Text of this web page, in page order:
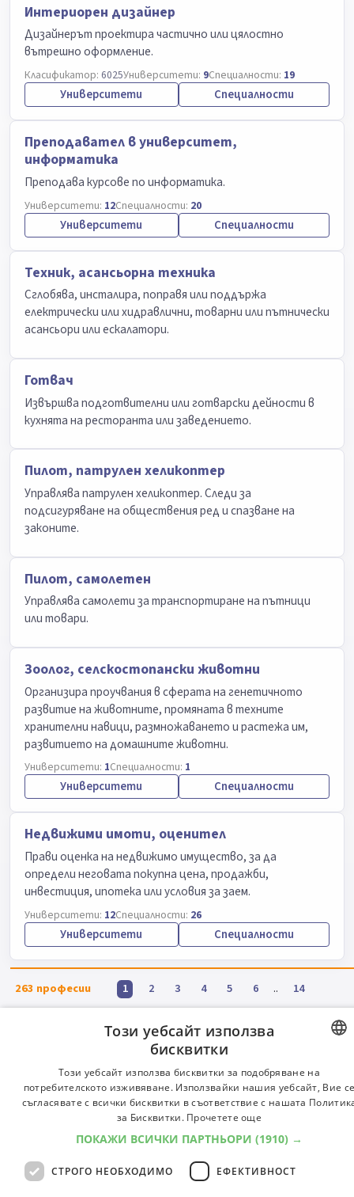
Интериорен дизайнер
Дизайнерът проектира частично или цялостно
вътрешно оформление.
Класификатор: 6025Университети: 9Специалности: 19
Университети Специалности
Преподавател в университет,
информатика
Преподава курсове по информатика.
Университети: 12Специалности: 20
Университети Специалности
Техник, асансьорна техника
Сглобява, инсталира, поправя или поддържа
електрически или хидравлични, товарни или пътнически
асансьори или ескалатори.
Готвач
Извършва подготвителни или готварски дейности в
кухнята на ресторанта или заведението.
Пилот, патрулен хеликоптер
Управлява патрулен хеликоптер. Следи за
подсигуряване на обществения ред и спазване на
законите.
Пилот, самолетен
Управлява самолети за транспортиране на пътници
или товари.
Зоолог, селскостопански животни
Организира проучвания в сферата на генетичното
развитие на животните, промяната в техните
хранителни навици, размножаването и растежа им,
развитието на домашните животни.
Университети: 1Специалности: 1
Университети Специалности
Недвижими имоти, оценител
Прави оценка на недвижимо имущество, за да
определи неговата покупна цена, продажби,
инвестиция, ипотека или условия за заем.
Университети: 12Специалности: 26
Университети Специалности
263 професии 1 2 3 4 5 6 .. 14
© 2000-2026 ФБО. Всички права запазени. Общи условия
BULGARIAN
ENGLISH
Този уебсайт използва
бисквитки
Този уебсайт използва бисквитки за подобряване на
потребителското изживяване. Използвайки нашия уебсайт, Вие
съгласявате с всички бисквитки в съответствие с нашата
за Бисквитки. Прочетете още
ПОКАЖИ ВСИЧКИ ПАРТНЬОРИ (1910) →
СТРОГО НЕОБХОДИМО ЕФЕКТИВНОСТ